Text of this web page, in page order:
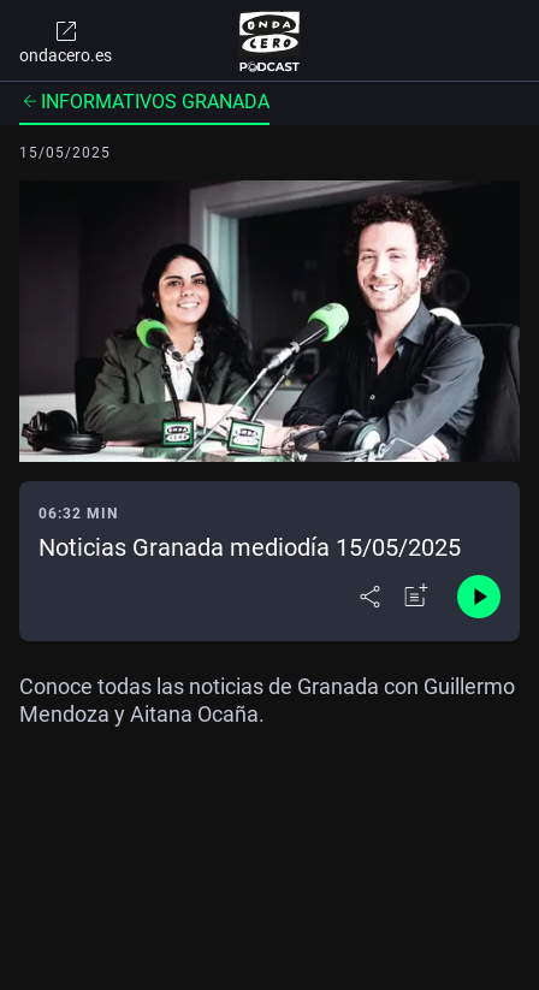
ondacero.es
INFORMATIVOS GRANADA
15/05/2025
06:32 MIN
Noticias Granada mediodía 15/05/2025
Conoce todas las noticias de Granada con Guillermo
Mendoza y Aitana Ocaña.